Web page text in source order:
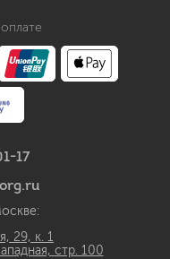
17
29, к. 1
стр. 100